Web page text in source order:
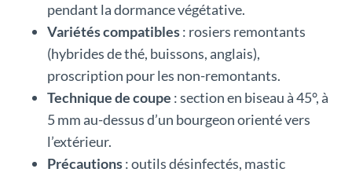
pendant la dormance végétative.
Variétés compatibles: rosiers remontants
(hybrides de thé, buissons, anglais),
proscription pour les non-remontants.
Technique de coupe : section en biseau à 45°, à
5 mm au-dessus d’un bourgeon orienté vers
l’extérieur.
Précautions: outils désinfectés, mastic